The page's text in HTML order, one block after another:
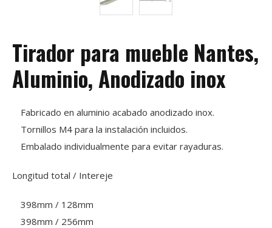
Tirador para mueble Nantes,
Aluminio, Anodizado inox
Fabricado en aluminio acabado anodizado inox.
Tornillos M4 para la instalación incluidos.
Embalado individualmente para evitar rayaduras.
Longitud total / Intereje
398mm / 128mm
398mm / 256mm